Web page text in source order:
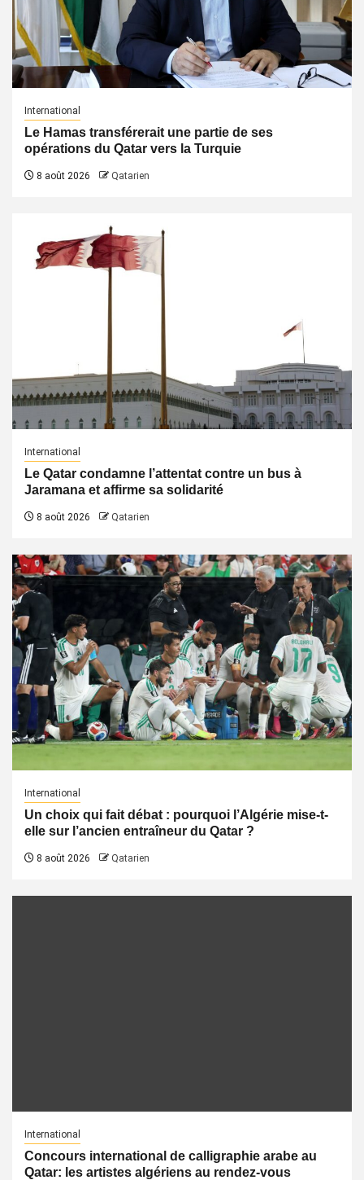
International
Le Hamas transférerait une partie de ses
opérations du Qatar vers la Turquie
8 août 2026 Qatarien
International
Le Qatar condamne l’attentat contre un bus à
Jaramana et affirme sa solidarité
8 août 2026 Qatarien
International
Un choix qui fait débat : pourquoi l’Algérie mise-t-
elle sur l’ancien entraîneur du Qatar ?
8 août 2026 Qatarien
International
Concours international de calligraphie arabe au
Qatar: les artistes algériens au rendez-vous